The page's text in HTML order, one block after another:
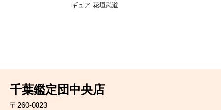
ギュア 花垣武道
千葉鑑定団中央店
〒260-0823